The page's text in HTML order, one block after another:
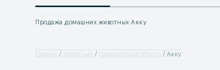
Продажа домашних животных Акку
Главная Животные Павлодарская область Акку